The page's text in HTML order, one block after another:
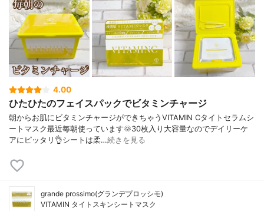
4.00
ひたひたのフェイスパックでビタミンチャージ
朝からお肌にビタミンチャージができちゃうVITAMIN Cタイトセラムシ
ートマスク最近毎朝使っています🌞30枚入り大容量なのでデイリーケ
アにピッタリ👌シートは柔…続きを見る
grande prossimo(グランデプロッシモ)
VITAMIN タイトスキンシートマスク